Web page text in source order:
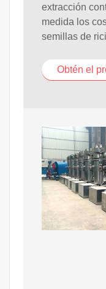
extracción
medida los
semillas de
Obtén el